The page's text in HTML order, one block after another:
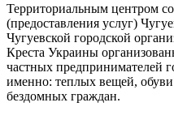
Территориальным центром
(предоставления услуг)
Чугуевской городской
Креста Украины
частных предпринимателей
именно: теплых вещей,
бездомных граждан.